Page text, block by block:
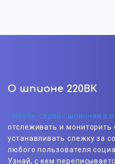
О шпионе 220ВК
Онлайн-сервис шпионажа в
отслеживать и мониторить
устанавливать слежку за
любого пользователя
Узнай, с кем